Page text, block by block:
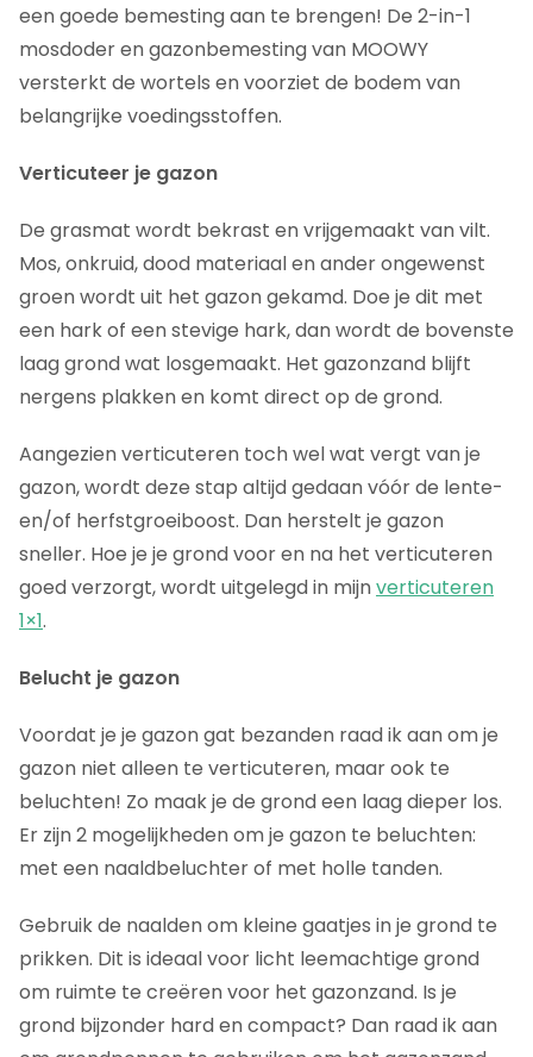
een goede bemesting aan te brengen! De 2-in-1
mosdoder en gazonbemesting van MOOWY
versterkt de wortels en voorziet de bodem van
belangrijke voedingsstoffen.
Verticuteer je gazon
De grasmat wordt bekrast en vrijgemaakt van vilt.
Mos, onkruid, dood materiaal en ander ongewenst
groen wordt uit het gazon gekamd. Doe je dit met
een hark of een stevige hark, dan wordt de bovenste
laag grond wat losgemaakt. Het gazonzand blijft
nergens plakken en komt direct op de grond.
Aangezien verticuteren toch wel wat vergt van je
gazon, wordt deze stap altijd gedaan vóór de lente-
en/of herfstgroeiboost. Dan herstelt je gazon
sneller. Hoe je je grond voor en na het verticuteren
goed verzorgt, wordt uitgelegd in mijnverticuteren
1×1.
Belucht je gazon
Voordat je je gazon gat bezanden raad ik aan om je
gazon niet alleen te verticuteren, maar ook te
beluchten! Zo maak je de grond een laag dieper los.
Er zijn 2 mogelijkheden om je gazon te beluchten:
met een naaldbeluchter of met holle tanden.
Gebruik de naalden om kleine gaatjes in je grond te
prikken. Dit is ideaal voor licht leemachtige grond
om ruimte te creëren voor het gazonzand. Is je
grond bijzonder hard en compact? Dan raad ik aan